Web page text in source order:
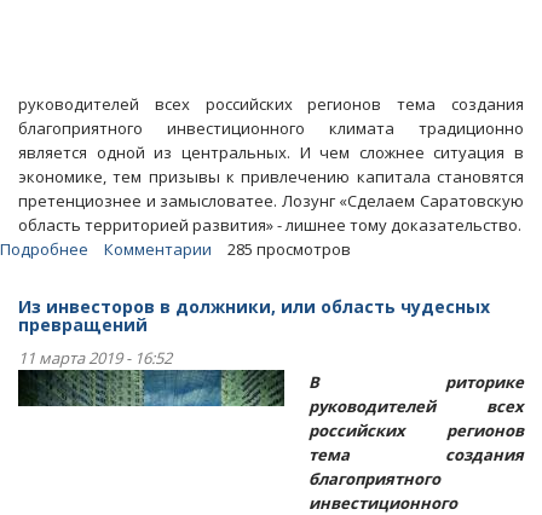
руководителей всех российских регионов тема создания
благоприятного инвестиционного климата традиционно
является одной из центральных. И чем сложнее ситуация в
экономике, тем призывы к привлечению капитала становятся
претенциознее и замысловатее. Лозунг «Сделаем Саратовскую
область территорией развития» - лишнее тому доказательство.
Подробнее
участок
возведение
жилья
Комментарии 285 просмотров
Из инвесторов в должники, или область чудесных
превращений
11 марта 2019 - 16:52
В риторике
руководителей всех
российских регионов
тема создания
благоприятного
инвестиционного